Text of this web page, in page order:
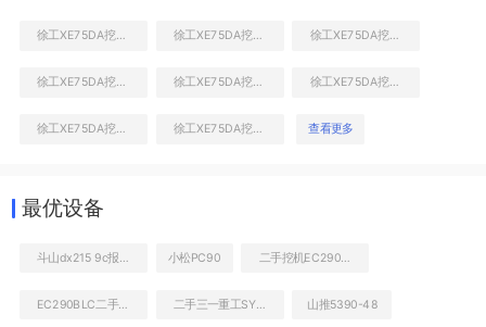
右前45
查看更多
最优设备
小松PC90 二手挖机EC290BLC价格大全
EC290BLC二手大概多少钱 二手三一重工SY5330THB490C8S泵车 山推5390-48